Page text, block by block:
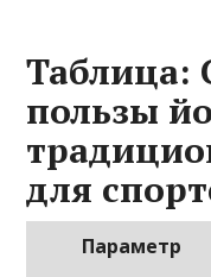
Таблица:
пользы
для
Параметр